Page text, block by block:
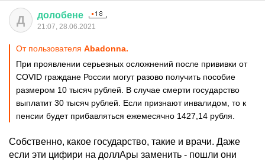
Д долобене
21:07, 28.06.2021
От пользователя Abadonnа.
При проявлении серьезных осложнений после прививки от
COVID граждане России могут разово получить пособие
размером 10 тысяч рублей. В случае смерти государство
выплатит 30 тысяч рублей. Если признают инвалидом, то к
пенсии будет прибавляться ежемесячно 1427,14 рубля.
Собственно, какое государство, такие и врачи. Даже
если эти цифири на доллАры заменить - пошли они